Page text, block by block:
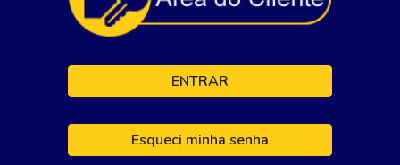
ENTRAR
Esqueci minha senha